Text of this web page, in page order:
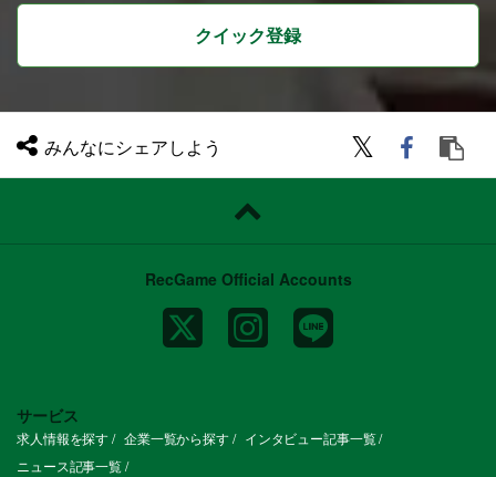
クイック登録
みんなにシェアしよう
RecGame Official Accounts
サービス
求人情報を探す 企業一覧から探す
インタビュー記事一覧
ニュース記事一覧